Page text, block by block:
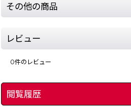
その他の商品
レビュー
0件のレビュー
閲覧履歴